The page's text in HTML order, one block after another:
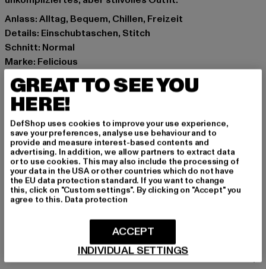
Anlass: Alltag, Bequem, Chillen, Freizeit
Details: Einschubtaschen, Stitch
Schnitt: Normal
Marke: Felicious
Kat.: Shorts - Sweat
Farbe: violet
Hersteller Farbe: violet
Materialzusammensetzung: 100% Baumwolle
Art.Nr: PD00007262-03353
Hersteller: Urban Styles Agency GmbH & Co. KG |
agentur@urbanstylesagency.com
Schanzenstraße 41 | 51063 Köln | DE
GRÖSSE & PASSFORM
PFLEGEHINWEISE
GREAT TO SEE YOU
HERE!
DefShop uses cookies to improve your use experience,
save your preferences, analyse use behaviour and to
provide and measure interest-based contents and
advertising. In addition, we allow partners to extract data
or to use cookies. This may also include the processing of
your data in the USA or other countries which do not have
the EU data protection standard. If you want to change
this, click on "Custom settings". By clicking on "Accept" you
agree to this. Data protection
INDIVIDUAL SETTINGS
ACCEPT